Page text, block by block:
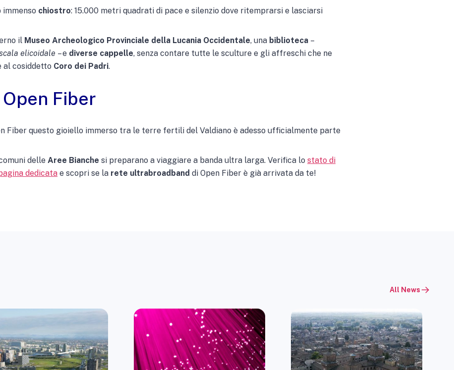
immenso chiostro: 15.000 metri quadrati di pace e silenzio dove ritemprarsi e lasciarsi
il Museo Archeologico Provinciale della Lucania Occidentale, una biblioteca –
elicoidale – e diverse cappelle, senza contare tutte le sculture e gli affreschi che ne
al cosiddetto Coro dei Padri.
Fiber
Fiber questo gioiello immerso tra le terre fertili del Valdiano è adesso ufficialmente parte
delle Aree Bianche si preparano a viaggiare a banda ultra larga. Verifica lo stato di
dedicata e scopri se la rete ultrabroadband di Open Fiber è già arrivata da te!
All News